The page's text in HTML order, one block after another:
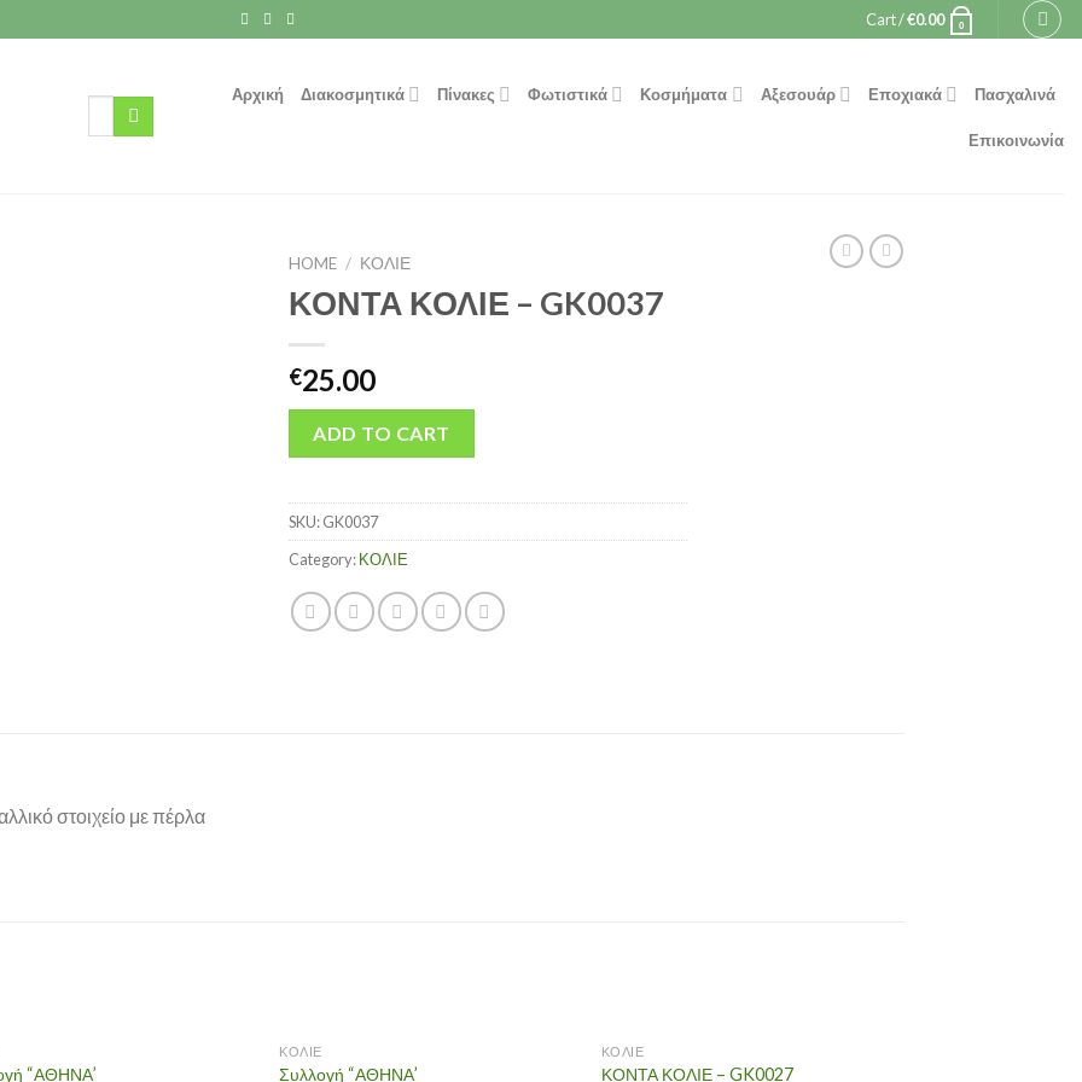
Cart /€0.00 0
Search
Αρχική Διακοσμητικά Πίνακες Φωτιστικά Κοσμήματα Αξεσουάρ Εποχιακά Πασχαλινά
Επικοινωνία
HOME / ΚΟΛΙΕ
ΚΟΝΤΑ ΚΟΛΙΕ – GK0037
€25.00
ADD TO CART
SKU:GK0037
Category:ΚΟΛΙΕ
στοιχείο με πέρλα
“ΑΘΗΝΑ’
ΚΟΛΙΕ
Συλλογή “ΑΘΗΝΑ’
ΚΟΛΙΕ
ΚΟΝΤΑ ΚΟΛΙΕ – GK0027